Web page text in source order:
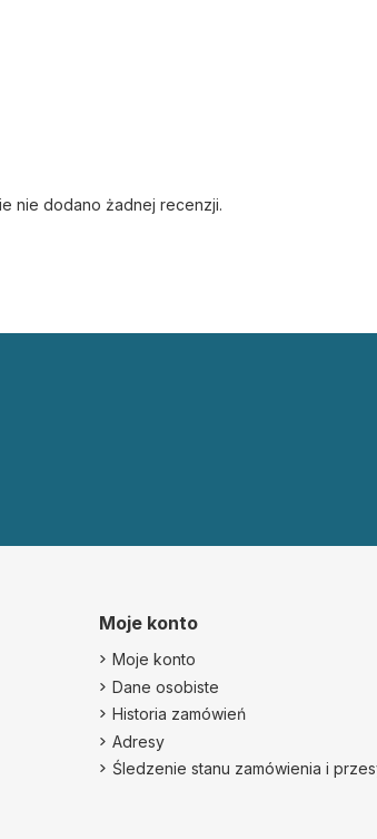
nie dodano żadnej recenzji.
Moje konto
Moje konto
Dane osobiste
Historia zamówień
Adresy
Śledzenie stanu zamówienia i